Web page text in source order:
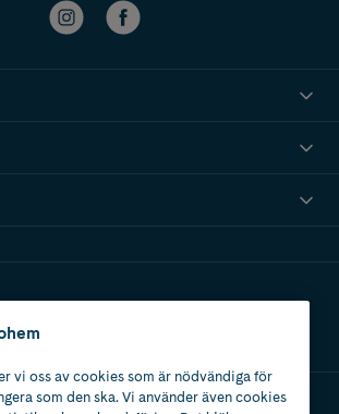
vi oss av cookies som är nödvändiga för
som den ska. Vi använder även cookies